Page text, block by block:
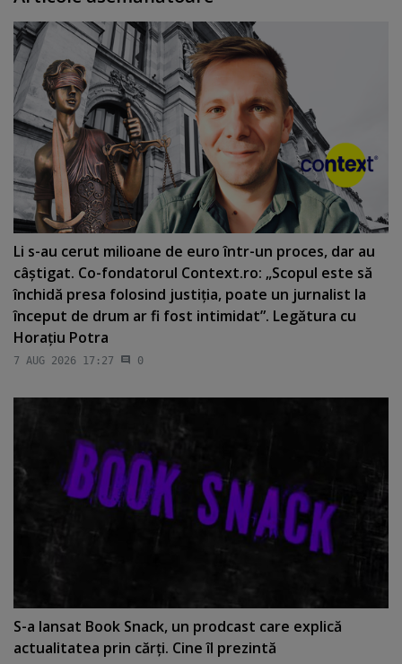
Li s-au cerut milioane de euro într-un proces, dar au
câştigat. Co-fondatorul Context.ro: „Scopul este să
închidă presa folosind justiţia, poate un jurnalist la
început de drum ar fi fost intimidat”. Legătura cu
Horaţiu Potra
7 AUG 2026 17:27 0
S-a lansat Book Snack, un prodcast care explică
actualitatea prin cărţi. Cine îl prezintă